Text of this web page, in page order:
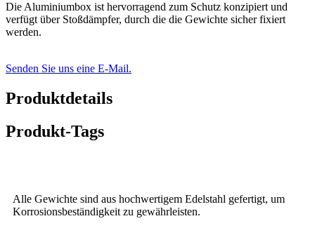
Die Aluminiumbox ist hervorragend zum Schutz konzipiert und
verfügt über Stoßdämpfer, durch die die Gewichte sicher fixiert
werden.
Senden Sie uns eine E-Mail.
Produktdetails
Produkt-Tags
Alle Gewichte sind aus hochwertigem Edelstahl gefertigt, um
Korrosionsbeständigkeit zu gewährleisten.